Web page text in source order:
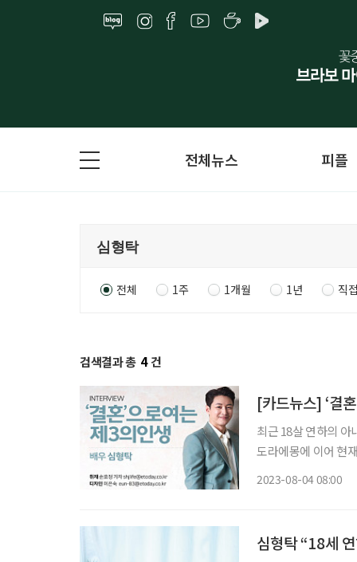
전체뉴스 피플
전체 1주 1개월 1년 직
검색결과 총 4 건
[카드뉴스] ‘결
최근 18살 연하의 아
도라에몽에 이어 현재는 사야에게
2023-08-04 08:00
심형탁 “18세